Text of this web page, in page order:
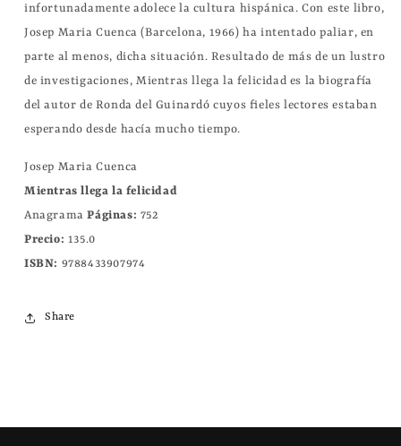
infortunadamente adolece la cultura hispánica. Con este libro,
Josep Maria Cuenca (Barcelona, 1966) ha intentado paliar, en
parte al menos, dicha situación. Resultado de más de un lustro
de investigaciones, Mientras llega la felicidad es la biografía
del autor de Ronda del Guinardó cuyos fieles lectores estaban
Josep Maria Cuenca
Mientras llega la felicidad
AnagramaPáginas: 752
Precio: 135.0
ISBN: 9788433907974
Share